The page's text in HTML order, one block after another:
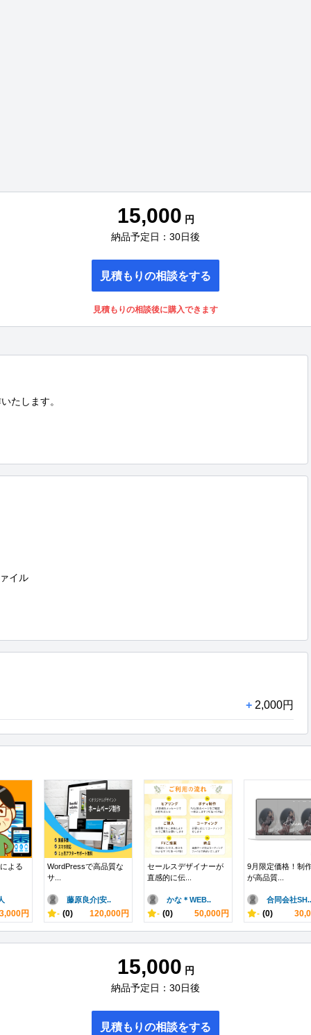
15,000 円
納品予定日：30日後
見積もりの相談をする
見積もりの相談後に購入できます
たします。
イル
+ 2,000円
よる
3,000円
WordPressで高品質な
サ...
藤原良介|安..
- (0) 120,000円
セールスデザイナーが
直感的に伝...
かな＊WEB..
- (0) 50,000円
9月限定価格！制
が高品質...
合同会社SH..
- (0)
15,000 円
納品予定日：30日後
見積もりの相談をする